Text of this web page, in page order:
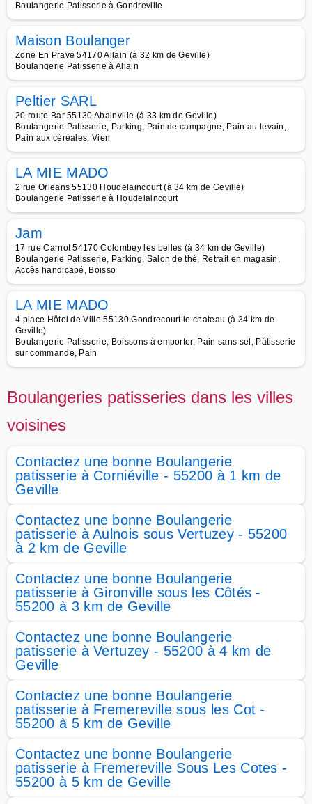
Boulangerie Patisserie à Gondreville
Maison Boulanger
Zone En Prave 54170 Allain (à 32 km de Geville)
Boulangerie Patisserie à Allain
Peltier SARL
20 route Bar 55130 Abainville (à 33 km de Geville)
Boulangerie Patisserie, Parking, Pain de campagne, Pain au levain,
Pain aux céréales, Vien
LA MIE MADO
2 rue Orleans 55130 Houdelaincourt (à 34 km de Geville)
Boulangerie Patisserie à Houdelaincourt
Jam
17 rue Carnot 54170 Colombey les belles (à 34 km de Geville)
Boulangerie Patisserie, Parking, Salon de thé, Retrait en magasin,
Accès handicapé, Boisso
LA MIE MADO
4 place Hôtel de Ville 55130 Gondrecourt le chateau (à 34 km de
Geville)
Boulangerie Patisserie, Boissons à emporter, Pain sans sel, Pâtisserie
sur commande, Pain
Boulangeries patisseries dans les villes
voisines
Contactez une bonne Boulangerie
patisserie à Corniéville - 55200 à 1 km de
Geville
Contactez une bonne Boulangerie
patisserie à Aulnois sous Vertuzey - 55200
à 2 km de Geville
Contactez une bonne Boulangerie
patisserie à Gironville sous les Côtés -
55200 à 3 km de Geville
Contactez une bonne Boulangerie
patisserie à Vertuzey - 55200 à 4 km de
Geville
Contactez une bonne Boulangerie
patisserie à Fremereville sous les Cot -
55200 à 5 km de Geville
Contactez une bonne Boulangerie
patisserie à Fremereville Sous Les Cotes -
55200 à 5 km de Geville